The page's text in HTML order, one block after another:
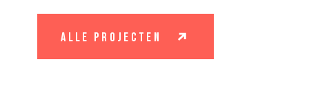
alle projecten